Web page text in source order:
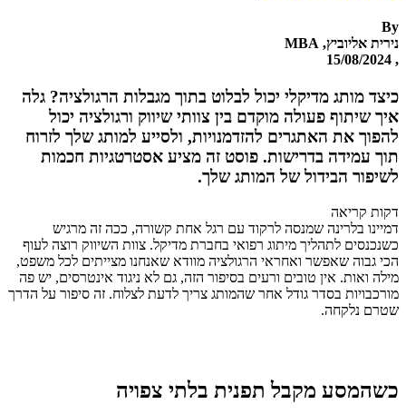
By
נירית אליוביץ, MBA
, 15/08/2024
כיצד מותג מדיקלי יכול לבלוט בתוך מגבלות הרגולציה? גלה
איך שיתוף פעולה מוקדם בין צוותי שיווק ורגולציה יכול
להפוך את האתגרים להזדמנויות, ולסייע למותג שלך לזרוח
תוך עמידה בדרישות. פוסט זה מציע אסטרטגיות חכמות
לשיפור הבידול של המותג שלך.
דקות קריאה
דמיינו בלרינה שמנסה לרקוד עם רגל אחת קשורה, ככה זה מרגיש
כשנכנסים לתהליך מיתוג רפואי בחברת מדיקל. צוות השיווק רוצה לעוף
הכי גבוה שאפשר ואחראי הרגולציה מוודא שאנחנו מצייתים לכל משפט,
מילה ואות. אין טובים ורעים בסיפור הזה, גם לא ניגוד אינטרסים, יש פה
מורכבויות בסדר גודל אחר שהמותג צריך לדעת לצלוח. זה סיפור על הדרך
שטרם נלקחה.
כשהמסע מקבל תפנית בלתי צפויה